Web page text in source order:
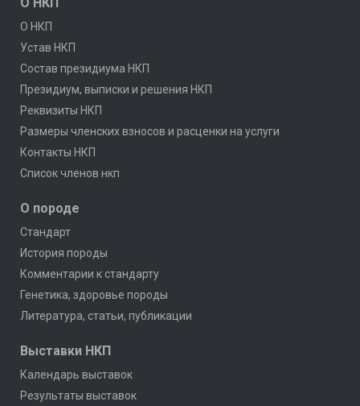
О НКП
Устав НКП
Состав президиума НКП
Президиум, выписки и решения НКП
Реквизиты НКП
Размеры членских взносов и расценки на услуги
Контакты НКП
Список членов нкп
О породе
Стандарт
История породы
Комментарии к стандарту
Генетика, здоровье породы
Литература, статьи, публикации
Выставки НКП
Календарь выставок
Результаты выставок